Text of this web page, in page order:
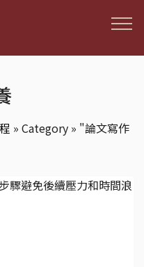
» Category » "論文寫作